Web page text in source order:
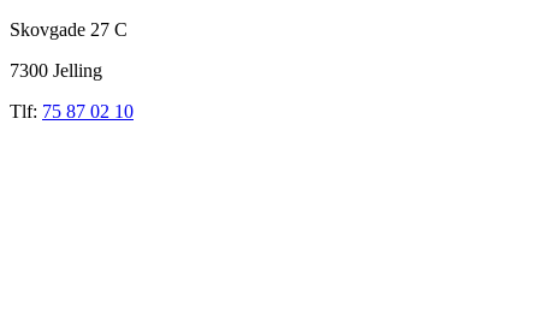
Skovgade 27 C
7300 Jelling
Tlf: 75 87 02 10